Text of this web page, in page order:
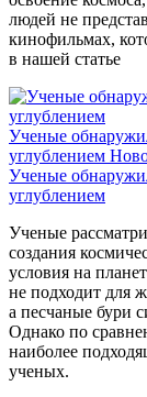
людей не
кинофильмах,
в нашей статье
Ученые
углублением
Ученые
углублением
Ученые
создания
условия на
не подходит для
а песчаные бури
Однако по
наиболее
ученых.